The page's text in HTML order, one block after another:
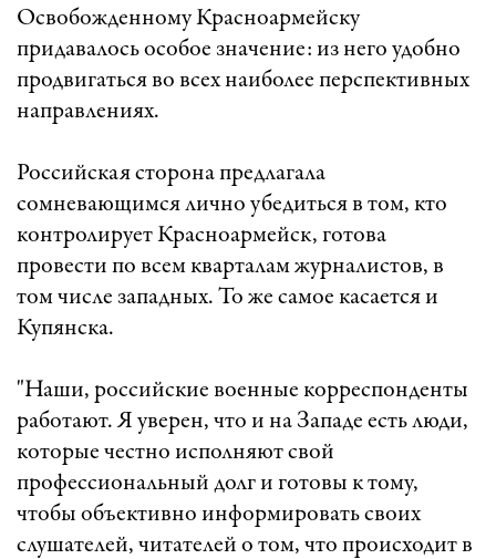
Освобожденному Красноармейску
придавалось особое значение: из него удобно
продвигаться во всех наиболее перспективных
направлениях.
Российская сторона предлагала
сомневающимся лично убедиться в том, кто
контролирует Красноармейск, готова
провести по всем кварталам журналистов, в
том числе западных. То же самое касается и
Купянска.
"Наши, российские военные корреспонденты
работают. Я уверен, что и на Западе есть люди,
которые честно исполняют свой
профессиональный долг и готовы к тому,
чтобы объективно информировать своих
слушателей, читателей о том, что происходит в